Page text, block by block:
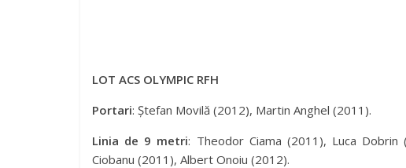
LOT ACS OLYMPIC RFH
Portari: Ștefan Movilă (2012), Martin Anghel (2011).
Linia de 9 metri: Theodor Ciama (2011), Luca
Ciobanu (2011), Albert Onoiu (2012).